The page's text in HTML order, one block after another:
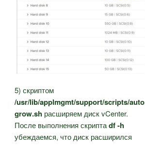
5) скриптом
/usr/lib/applmgmt/support/scripts/auto
grow.sh расширяем диск vCenter.
После выполнения скриптаdf -h
убеждаемся, что диск расширился